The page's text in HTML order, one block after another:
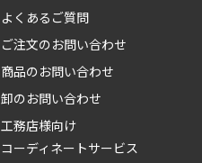
よくあるご質問
ご注文のお問い合わせ
商品のお問い合わせ
卸のお問い合わせ
工務店様向け
コーディネートサービス